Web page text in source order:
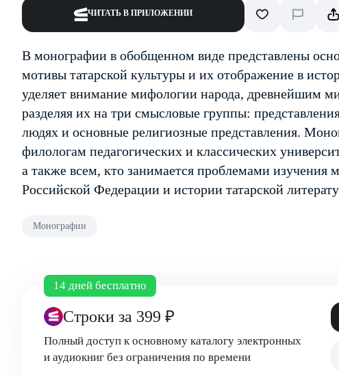
ЧИТАТЬ В ПРИЛОЖЕНИИ
В монографии в обобщенном виде представлены
мотивы татарской культуры и их отображение в
уделяет внимание мифологии народа, древнейшим
разделяя их на три смысловые группы:
людях и основные религиозные представления.
филологам педагогических и классических
а также всем, кто занимается проблемами изучения
Российской Федерации и истории татарской
Монографии
14 дней бесплатно
Строки за 399 ₽
Полный доступ к основному каталогу электронных
и аудиокниг без ограничения по времени